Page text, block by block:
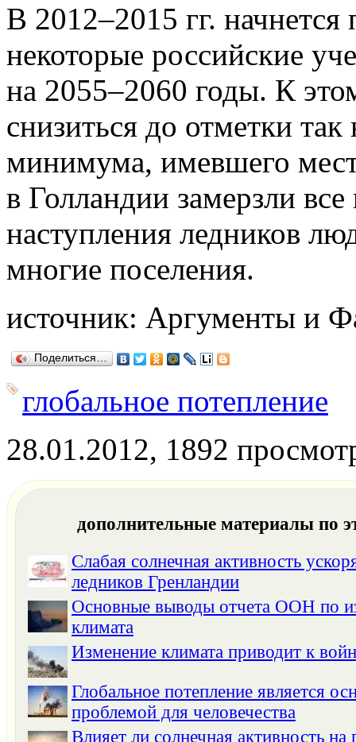
В 2012–2015 гг.
некоторые российские
на 2055–2060 годы. К
снизиться до отметки
минимума, имевшего
в Голландии замерзли
наступления ледников
многие поселения.
источник: Аргументы и
Поделиться…
глобальное потепление
28.01.2012, 1892
дополнительные материалы по
Слабая солнечная активность
ледников Гренландии
Основные выводы отчета ООН по
климата
Изменение климата приводит к
Глобальное потепление является
проблемой для человечества
Влияет ли солнечная активность на